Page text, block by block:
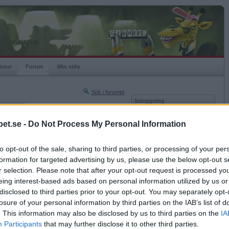
- Do Not Process My Personal Information
opt-out of the sale, sharing to third parties, or processing of your
for targeted advertising by us, please use the below opt-out
selection. Please note that after your opt-out request is processed
interest-based ads based on personal information utilized by us
to third parties prior to your opt-out. You may separately
of your personal information by third parties on the IAB’s list of
This information may also be disclosed by us to third parties on the
Participants that may further disclose it to other third parties.
Forum Min sida
Sök i forumet
Nästa sida »
2017-04-25 13:07
Inloggning
Kom ihåg mig
Glömt ditt lösenord?
Få ny aktiveringslänk
Betapet är gratis!